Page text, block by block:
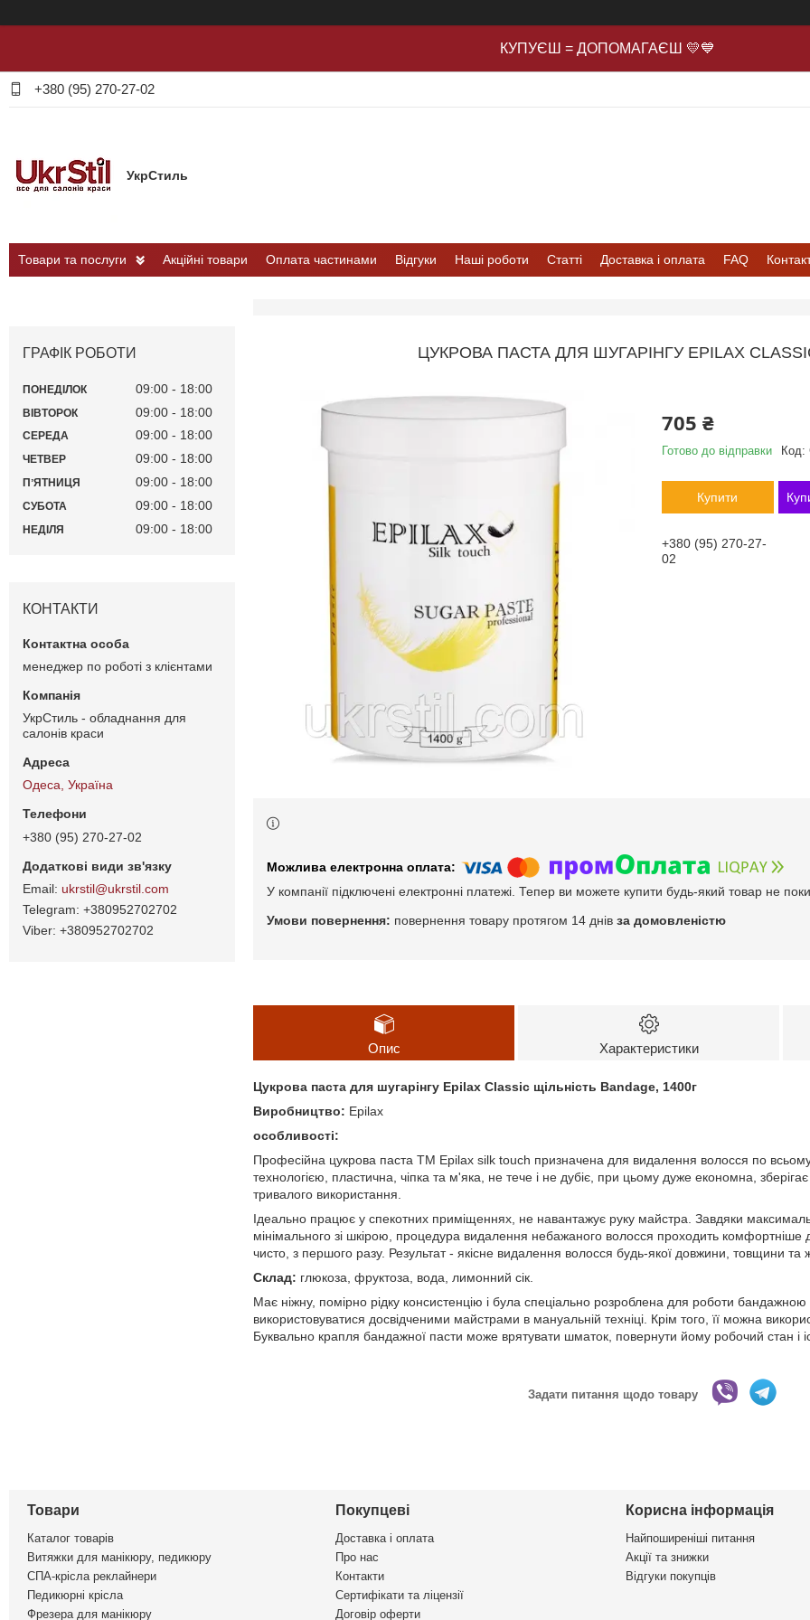
КУПУЄШ = ДОПОМАГАЄШ 💛💙
+380 (95) 270-27-02
УкрСтиль
Товари та послуги Акційні товари Оплата частинами Відгуки Наші роботи Статті Доставка і оплата FAQ
ЦУКРОВА ПАСТА ДЛЯ ШУГАРІНГУ EPILAX
705 ₴
Готово до відправки Код:
Купити
+380 (95) 270-27-
02
У компанії підключені електронні платежі. Тепер ви можете купити будь-який товар не
повернення товару протягом 14 днів за домовленістю
Опис Характеристики
Цукрова паста для шугарінгу Epilax Classic щільність Bandage, 1400г
Виробництво: Epilax
особливості:
Професійна цукрова паста ТМ Epilax silk touch призначена для видалення волосся по всьому
технологією, пластична, чіпка та м'яка, не тече і не дубіє, при цьому дуже економна, зберігає
тривалого використання.
Ідеально працює у спекотних приміщеннях, не навантажує руку майстра. Завдяки
мінімального зі шкірою, процедура видалення небажаного волосся проходить комфортніше
чисто, з першого разу. Результат - якісне видалення волосся будь-якої довжини, товщини та
Склад: глюкоза, фруктоза, вода, лимонний сік.
Має ніжну, помірно рідку консистенцію і була спеціально розроблена для роботи
використовуватися досвідченими майстрами в мануальній техніці. Крім того, її можна
Буквально крапля бандажної пасти може врятувати шматок, повернути йому робочий стан і
Задати питання щодо товару
ГРАФІК РОБОТИ
ПОНЕДІЛОК 09:00 18:00
ВІВТОРОК 09:00 18:00
СЕРЕДА 09:00 18:00
ЧЕТВЕР 09:00 18:00
ПʼЯТНИЦЯ 09:00 18:00
СУБОТА 09:00 18:00
НЕДІЛЯ 09:00 18:00
КОНТАКТИ
менеджер по роботі з клієнтами
УкрСтиль - обладнання для
салонів краси
Одеса, Україна
+380 (95) 270-27-02
ukrstil@ukrstil.com
+380952702702
+380952702702
Товари
Каталог товарів
Витяжки для манікюру, педикюру
СПА-крісла реклайнери
Педикюрні крісла
Фрезера для манікюру
Покупцеві
Доставка і оплата
Про нас
Контакти
Сертифікати та ліцензії
Договір оферти
Корисна інформація
Найпоширеніші питання
Акції та знижки
Відгуки покупців